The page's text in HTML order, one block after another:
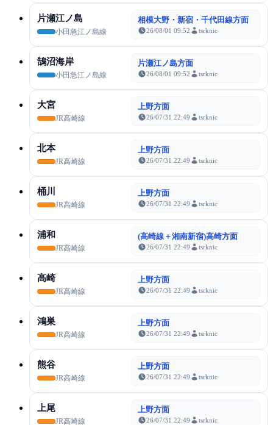
片瀬江ノ島
小田急江ノ島線
相模大野・新宿・千代田線方面
26/08/01 09:52 tsrknic
鵠沼海岸
小田急江ノ島線
片瀬江ノ島方面
26/08/01 09:52 tsrknic
大宮
JR高崎線
上野方面
26/07/31 22:49 tsrknic
北本
JR高崎線
上野方面
26/07/31 22:49 tsrknic
桶川
JR高崎線
上野方面
26/07/31 22:49 tsrknic
浦和
JR高崎線
(高崎線＋湘南新宿)高崎方面
26/07/31 22:49 tsrknic
高崎
JR高崎線
上野方面
26/07/31 22:49 tsrknic
鴻巣
JR高崎線
上野方面
26/07/31 22:49 tsrknic
熊谷
JR高崎線
上野方面
26/07/31 22:49 tsrknic
上尾
JR高崎線
上野方面
26/07/31 22:49 tsrknic